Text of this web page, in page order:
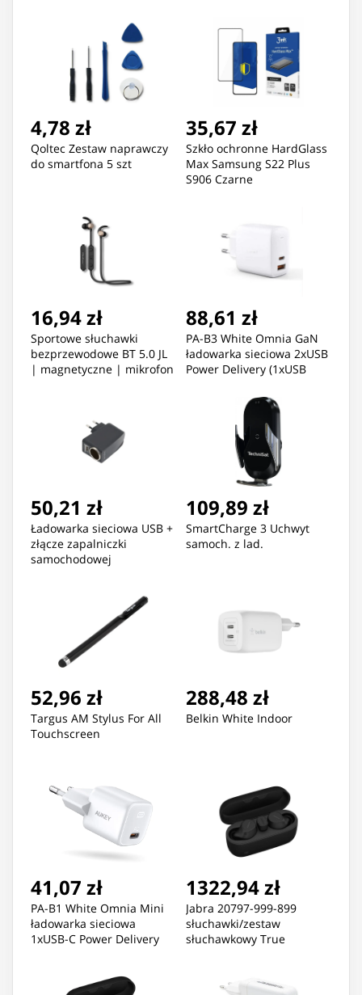
4,78 zł
Qoltec Zestaw naprawczy
do smartfona 5 szt
35,67 zł
Szkło ochronne HardGlass
Max Samsung S22 Plus
S906 Czarne
16,94 zł
Sportowe słuchawki
bezprzewodowe BT 5.0 JL
| magnetyczne | mikrofon
88,61 zł
PA-B3 White Omnia GaN
ładowarka sieciowa 2xUSB
Power Delivery (1xUSB
50,21 zł
Ładowarka sieciowa USB +
złącze zapalniczki
samochodowej
109,89 zł
SmartCharge 3 Uchwyt
samoch. z lad.
52,96 zł
Targus AM Stylus For All
Touchscreen
288,48 zł
Belkin White Indoor
41,07 zł
PA-B1 White Omnia Mini
ładowarka sieciowa
1xUSB-C Power Delivery
1322,94 zł
Jabra 20797-999-899
słuchawki/zestaw
słuchawkowy True
Połączenia/muzyka